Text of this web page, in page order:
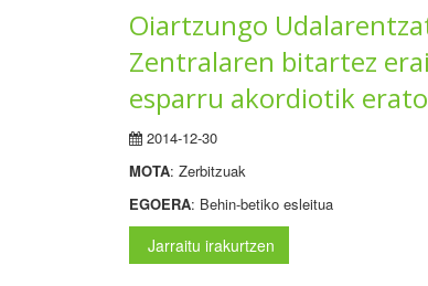
Oiartzungo
Zentralaren bitartez
esparru akordiotik
2014-12-30
MOTA: Zerbitzuak
EGOERA: Behin-betiko esleitua
Jarraitu irakurtzen